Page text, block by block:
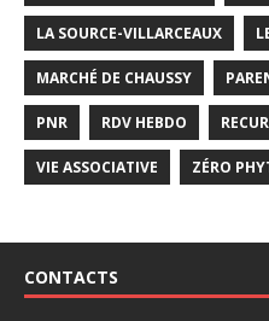
LA SOURCE-VILLARCEAUX
MARCHÉ DE CHAUSSY
PNR RDV HEBDO
VIE ASSOCIATIVE ZÉRO
CONTACTS